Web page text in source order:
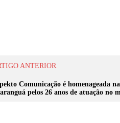
ANTERIOR
Comunicação é homenageada
pelos 26 anos de atuação no